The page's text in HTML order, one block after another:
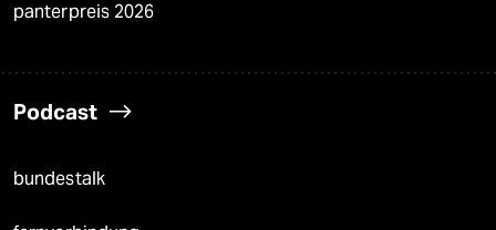
panterpreis 2026
Podcast
bundestalk